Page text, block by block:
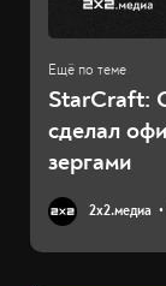
StarCraft:
сделал
зергами
2х2.медиа